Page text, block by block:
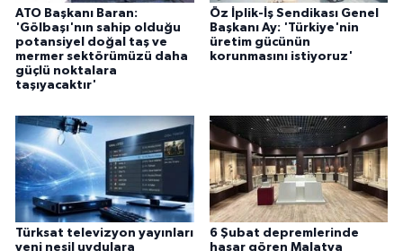
ATO Başkanı Baran:
'Gölbaşı'nın sahip olduğu
potansiyel doğal taş ve
mermer sektörümüzü daha
güçlü noktalara
taşıyacaktır'
Öz İplik-İş Sendikası Genel
Başkanı Ay: 'Türkiye'nin
üretim gücünün
korunmasını istiyoruz'
Türksat televizyon yayınları
yeni nesil uydulara
6 Şubat depremlerinde
hasar gören Malatya
ÜLKE GÜNDEMİ
YAŞAM
Yerel Haberler